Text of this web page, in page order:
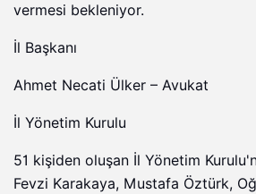
vermesi bekleniyor.
İl Başkanı
Ahmet Necati Ülker – Avukat
İl Yönetim Kurulu
51 kişiden oluşan İl Yönetim
Fevzi Karakaya, Mustafa Öztürk,